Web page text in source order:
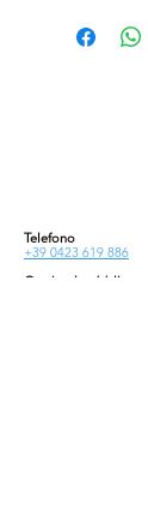
Telefono
+39 0423 619 886
Orario al pubblico